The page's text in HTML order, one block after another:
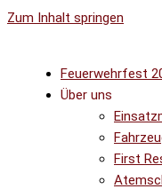
Zum Inhalt springen
Feuerwehrfest
Über uns
First